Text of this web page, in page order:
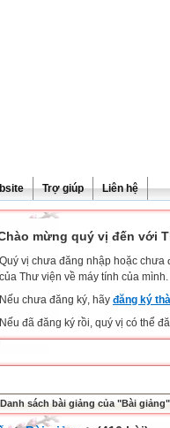
Trợ giúp Liên hệ
mừng quý vị đến với
Quý vị chưa đăng nhập hoặc chưa
của Thư viện về máy tính của mình.
Nếu chưa đăng ký, hãy đăng ký
Nếu đã đăng ký rồi, quý vị có thể
Danh sách bài giảng của "Bài giảng"